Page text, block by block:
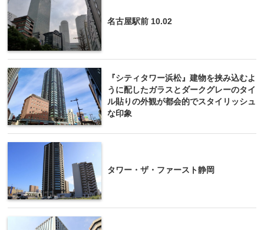
名古屋駅前 10.02
『シティタワー浜松』建物を挟み込むよ
うに配したガラスとダークグレーのタイ
ル貼りの外観が都会的でスタイリッシュ
な印象
タワー・ザ・ファースト静岡